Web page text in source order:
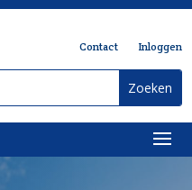
Contact Inloggen